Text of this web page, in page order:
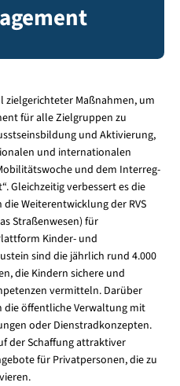
zielgerichteter Maßnahmen, um
für alle Zielgruppen zu
und Aktivierung,
und internationalen
und dem Interreg-
Gleichzeitig verbessert es die
Weiterentwicklung der RVS
Straßenwesen) für
Kinder- und
sind die jährlich rund 4.000
die Kindern sichere und
vermitteln. Darüber
öffentliche Verwaltung mit
oder Dienstradkonzepten.
der Schaffung attraktiver
für Privatpersonen, die zu